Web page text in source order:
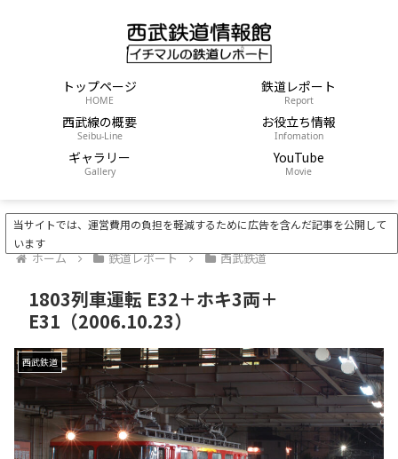
トップページ
HOME
鉄道レポート
Report
西武線の概要
Seibu-Line
お役立ち情報
Infomation
ギャラリー
Gallery
YouTube
Movie
当サイトでは、運営費用の負担を軽減するために広告を含んだ記事を公開して
います
ホーム 鉄道レポート 西武鉄道
1803列車運転 E32＋ホキ3両＋
E31（2006.10.23）
西武鉄道